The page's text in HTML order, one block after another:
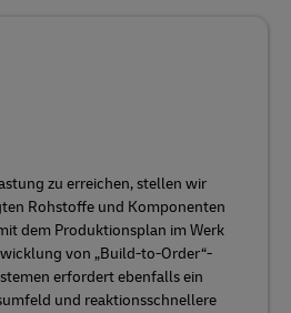
zu erreichen, stellen wir
Rohstoffe und Komponenten
dem Produktionsplan im Werk
von „Build-to-Order“-
erfordert ebenfalls ein
und reaktionsschnellere